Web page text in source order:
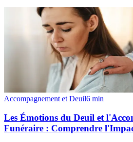
Accompagnement et Deuil6 min
Les Émotions du Deuil et
Funéraire : Comprendre